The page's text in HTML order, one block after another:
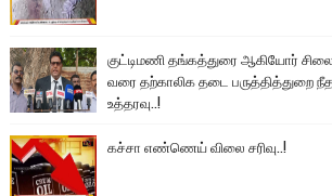
குட்டிமணி தங்கத்துரை ஆகியோர் சிலை
வரை தற்காலிக தடை பருத்தித்துறை
உத்தரவு..!
கச்சா எண்ணெய் விலை சரிவு..!